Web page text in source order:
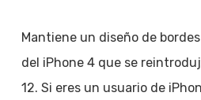
Mantiene un diseño de
del iPhone 4 que se
12. Si eres un usuario de